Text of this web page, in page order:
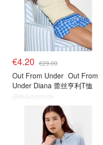
€4.20 €29.00
Out From Under Out From
Under Diana 蕾丝亨利T恤
@dealmoon.de